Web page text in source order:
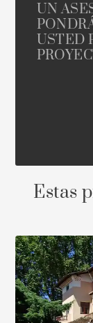
UN
USTED
Estas